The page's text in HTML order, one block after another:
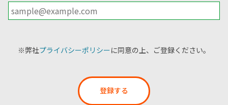
※弊社プライバシーポリシーに同意の上、ご登録ください。
登録する